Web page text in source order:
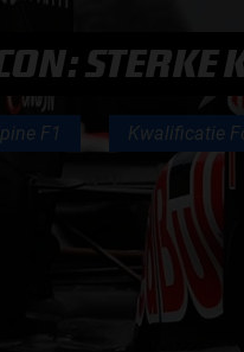
STERKE
F1 Kwalificatie